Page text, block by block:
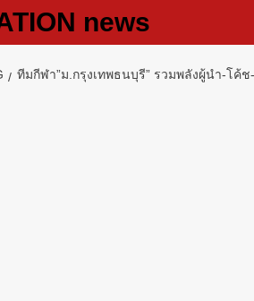
news
ทีมกีฬา”ม.กรุงเทพธนบุรี” รวมพลังผู้นำ-โค้